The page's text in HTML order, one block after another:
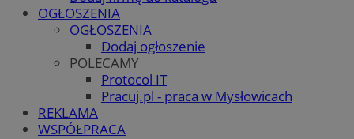
OGŁOSZENIA
OGŁOSZENIA
Dodaj ogłoszenie
POLECAMY
Protocol IT
Pracuj.pl - praca w Mysłowicach
REKLAMA
WSPÓŁPRACA